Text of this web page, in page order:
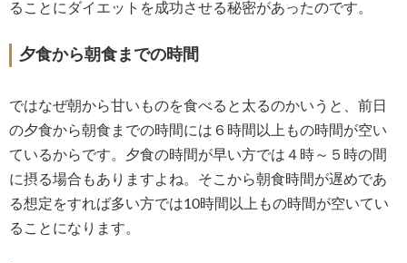
ることにダイエットを成功させる秘密があったのです。
夕食から朝食までの時間
ではなぜ朝から甘いものを食べると太るのかいうと、前日
の夕食から朝食までの時間には６時間以上もの時間が空い
ているからです。夕食の時間が早い方では４時～５時の間
に摂る場合もありますよね。そこから朝食時間が遅めであ
る想定をすれば多い方では10時間以上もの時間が空いてい
ることになります。